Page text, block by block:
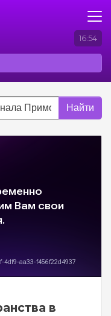
16:54
Найти
в